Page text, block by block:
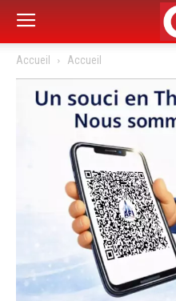
Accueil Accueil